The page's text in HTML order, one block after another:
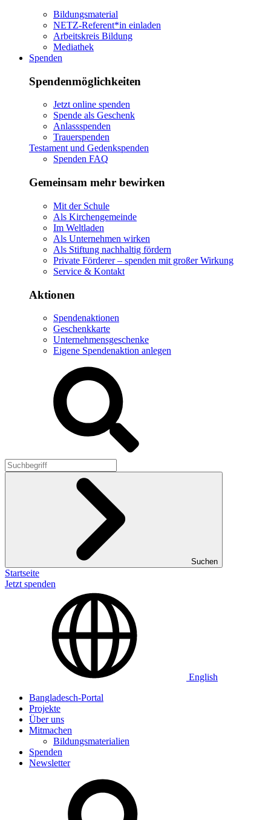
Bildungsmaterial
NETZ-Referent*in einladen
Arbeitskreis Bildung
Mediathek
Spenden
Spendenmöglichkeiten
Jetzt online spenden
Spende als Geschenk
Anlassspenden
Trauerspenden
Testament und Gedenkspenden
Spenden FAQ
Gemeinsam mehr bewirken
Mit der Schule
Als Kirchengemeinde
Im Weltladen
Als Unternehmen wirken
Als Stiftung nachhaltig fördern
Private Förderer – spenden mit großer Wirkung
Service & Kontakt
Aktionen
Spendenaktionen
Geschenkkarte
Unternehmensgeschenke
Eigene Spendenaktion anlegen
Suchen
Startseite
Jetzt spenden
English
Bangladesch-Portal
Projekte
Über uns
Mitmachen
Bildungsmaterialien
Spenden
Newsletter